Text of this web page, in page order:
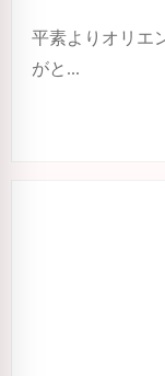
平素よりオリエ
がと...